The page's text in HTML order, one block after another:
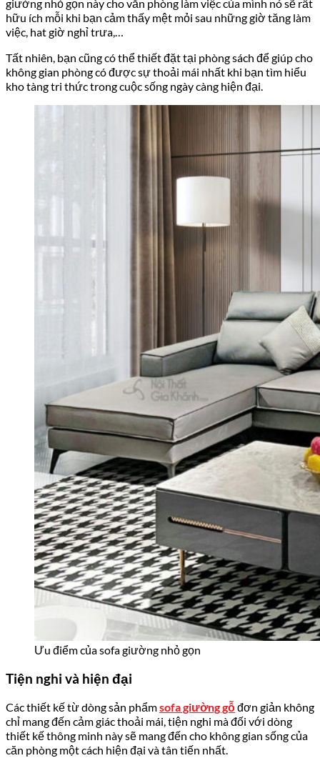
giường nhỏ gọn này cho văn phòng làm việc của mình nó sẽ rất
hữu ích mỗi khi bạn cảm thấy mệt mỏi sau những giờ tăng làm
việc, hat giờ nghỉ trưa,…
Tất nhiên, bạn cũng có thể thiết đặt tại phòng sách để giúp cho
không gian phòng có được sự thoải mái nhất khi bạn tìm hiểu
kho tàng tri thức trong cuộc sống ngày càng hiện đại.
Ưu điểm của sofa giường nhỏ gọn
Tiện nghi và hiện đại
Các thiết kế từ dòng sản phẩmsofa giường gỗđơn giản không
chỉ mang đến cảm giác thoải mái, tiện nghi mà đối với dòng
thiết kế thông minh này sẽ mang đến cho không gian sống của
căn phòng một cách hiện đại và tân tiến nhất.